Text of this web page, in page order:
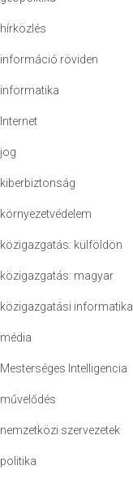
hírközlés
információ röviden
informatika
Internet
jog
kiberbiztonság
környezetvédelem
közigazgatás: külföldön
közigazgatás: magyar
közigazgatási informatika
média
Mesterséges Intelligencia
művelődés
nemzetközi szervezetek
politika